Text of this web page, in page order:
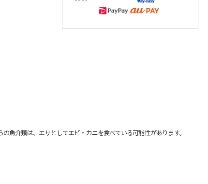
介類は、エサとしてエビ・カニを食べている可能性があります。